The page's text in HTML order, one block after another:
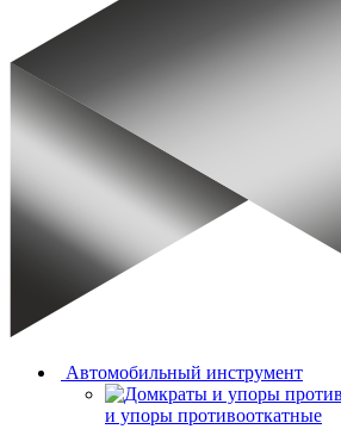
Автомобильный инструмент
и упоры противооткатные